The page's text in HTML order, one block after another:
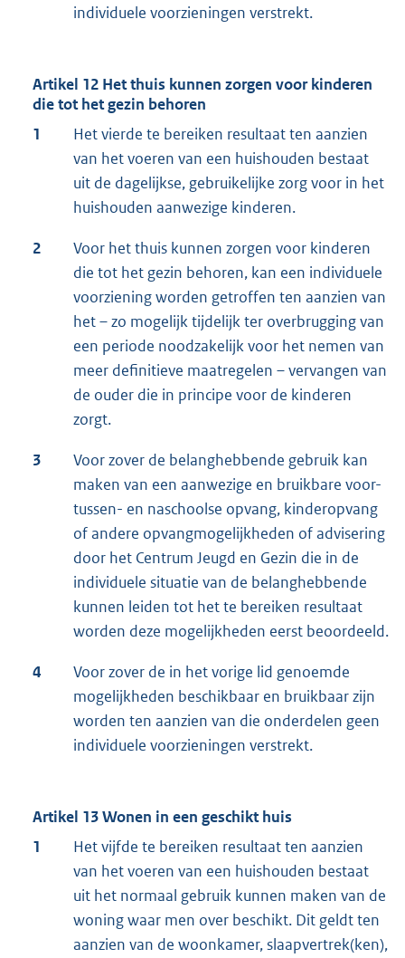
individuele voorzieningen verstrekt.
Artikel 12 Het thuis kunnen zorgen voor kinderen
die tot het gezin behoren
1
Het vierde te bereiken resultaat ten aanzien
van het voeren van een huishouden bestaat
uit de dagelijkse, gebruikelijke zorg voor in het
huishouden aanwezige kinderen.
2
Voor het thuis kunnen zorgen voor kinderen
die tot het gezin behoren, kan een individuele
voorziening worden getroffen ten aanzien van
het – zo mogelijk tijdelijk ter overbrugging van
een periode noodzakelijk voor het nemen van
meer definitieve maatregelen – vervangen van
de ouder die in principe voor de kinderen
zorgt.
3
Voor zover de belanghebbende gebruik kan
maken van een aanwezige en bruikbare voor-
tussen- en naschoolse opvang, kinderopvang
of andere opvangmogelijkheden of advisering
door het Centrum Jeugd en Gezin die in de
individuele situatie van de belanghebbende
kunnen leiden tot het te bereiken resultaat
worden deze mogelijkheden eerst beoordeeld.
4
Voor zover de in het vorige lid genoemde
mogelijkheden beschikbaar en bruikbaar zijn
worden ten aanzien van die onderdelen geen
individuele voorzieningen verstrekt.
Artikel 13 Wonen in een geschikt huis
1
Het vijfde te bereiken resultaat ten aanzien
van het voeren van een huishouden bestaat
uit het normaal gebruik kunnen maken van de
woning waar men over beschikt. Dit geldt ten
aanzien van de woonkamer, slaapvertrek(ken),